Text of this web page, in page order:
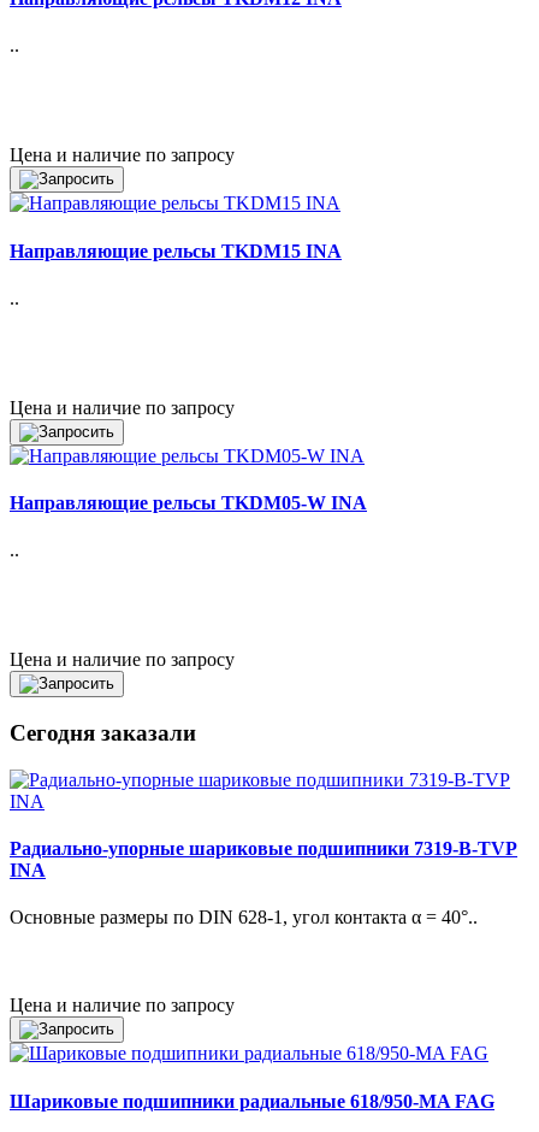
..
Цена и наличие по запросу
Направляющие рельсы TKDM15 INA
..
Цена и наличие по запросу
Направляющие рельсы TKDM05-W INA
..
Цена и наличие по запросу
Сегодня заказали
Радиально-упорные шариковые подшипники 7319-B-TVP
INA
Основные размеры по DIN 628-1, угол контакта α = 40°..
Цена и наличие по запросу
Шариковые подшипники радиальные 618/950-MA FAG